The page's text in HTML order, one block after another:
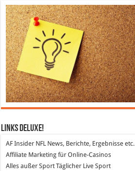
Links DeLuXe!
AF Insider NFL News, Berichte, Ergebnisse etc.
Affiliate Marketing für Online-Casinos
Alles außer Sport Täglicher Live Sport